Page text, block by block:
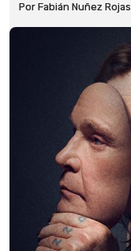
Por Fabián Nuñez Rojas